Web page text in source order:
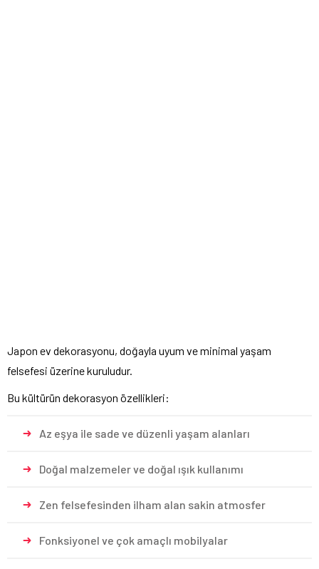
Japon ev dekorasyonu, doğayla uyum ve minimal yaşam
felsefesi üzerine kuruludur.
Bu kültürün dekorasyon özellikleri:
Az eşya ile sade ve düzenli yaşam alanları
Doğal malzemeler ve doğal ışık kullanımı
Zen felsefesinden ilham alan sakin atmosfer
Fonksiyonel ve çok amaçlı mobilyalar